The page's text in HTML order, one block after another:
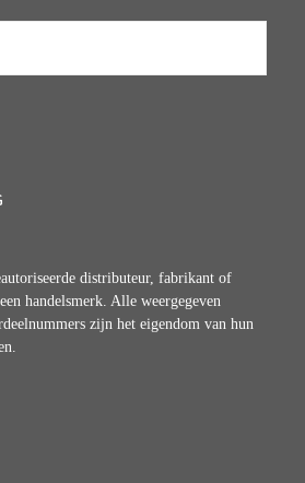
distributeur, fabrikant of
handelsmerk. Alle weergegeven
zijn het eigendom van hun